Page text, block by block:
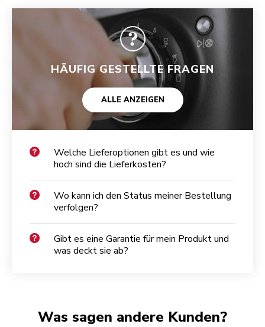
HÄUFIG GESTELLTE FRAGEN
ALLE ANZEIGEN
Welche Lieferoptionen gibt es und wie
hoch sind die Lieferkosten?
Wo kann ich den Status meiner Bestellung
verfolgen?
Gibt es eine Garantie für mein Produkt und
was deckt sie ab?
Was sagen andere Kunden?